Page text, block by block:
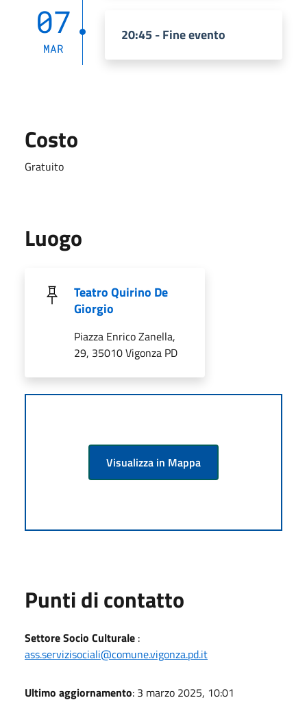
07
MAR
20:45 - Fine evento
Costo
Gratuito
Luogo
Teatro Quirino De
Giorgio
Piazza Enrico Zanella,
29, 35010 Vigonza PD
Visualizza in Mappa
Punti di contatto
Settore Socio Culturale :
ass.servizisociali@comune.vigonza.pd.it
Ultimo aggiornamento: 3 marzo 2025, 10:01